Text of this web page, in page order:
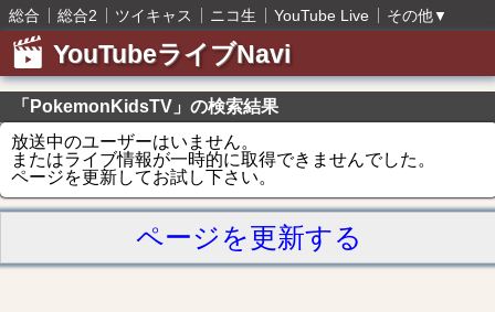
総合 総合2 ツイキャス ニコ生 YouTube Live その他▼
YouTubeライブNavi
「PokemonKidsTV」の検索結果
放送中のユーザーはいません。
またはライブ情報が一時的に取得できませんでした。
ページを更新してお試し下さい。
ページを更新する